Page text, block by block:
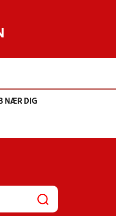
NÆR DIG